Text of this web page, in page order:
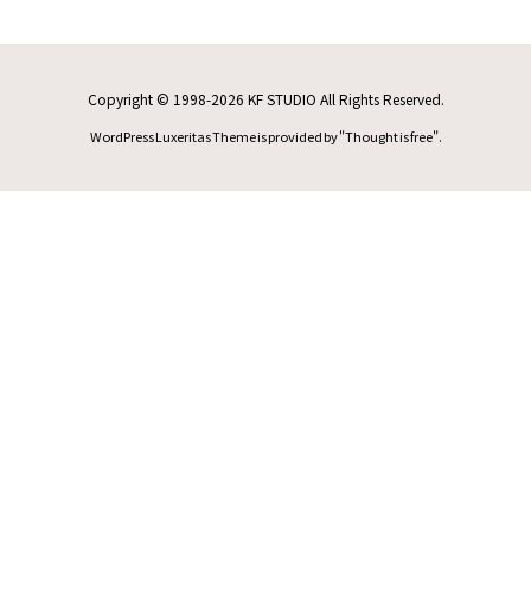
Copyright © 1998-2026 KF STUDIO All Rights Reserved.
WordPress Luxeritas Theme is provided by "Thought is free".